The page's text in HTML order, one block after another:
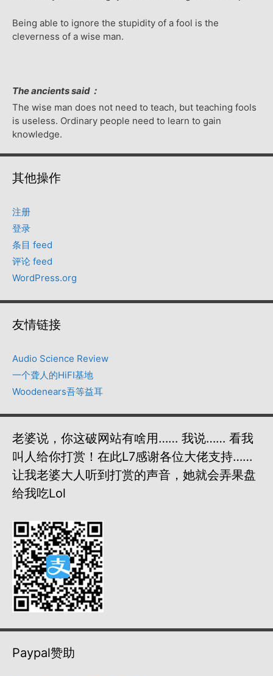
Being able to ignore the stupidity of a fool is the
cleverness of a wise man.
The ancients said：
The wise man does not need to teach, but teaching fools
is useless. Ordinary people need to learn to gain
knowledge.
其他操作
注册
登录
条目 feed
评论 feed
WordPress.org
友情链接
Audio Science Review
一个聋人的HiFI基地
Woodenears吾等益耳
老婆说，你这破网站有啥用…… 我说…… 看我
叫人给你打赏！在此L7感谢各位大佬支持……
让我老婆大人听到打赏的声音，她就会弄果盘
给我吃lol
Paypal赞助